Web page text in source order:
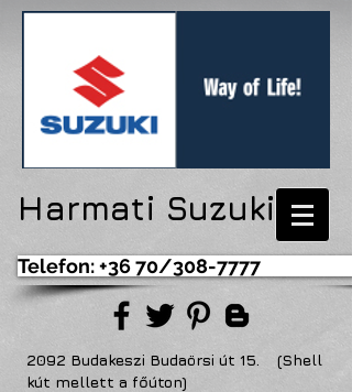
Harmati Suzuki
Telefon: +36 70/308-7777
2092 Budakeszi Budaörsi út 15. (Shell
kút mellett a főúton)